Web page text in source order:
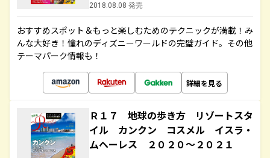
2018.08.08 発売
おすすめスポット＆もっと楽しむためのテクニックが満載！み
んな大好き！憧れのディズニーワールドの完璧ガイド。その他
テーマパーク情報も！
詳細を見る
Ｒ１７ 地球の歩き方 リゾートスタ
イル カンクン コスメル イスラ・
ムヘーレス ２０２０～２０２１